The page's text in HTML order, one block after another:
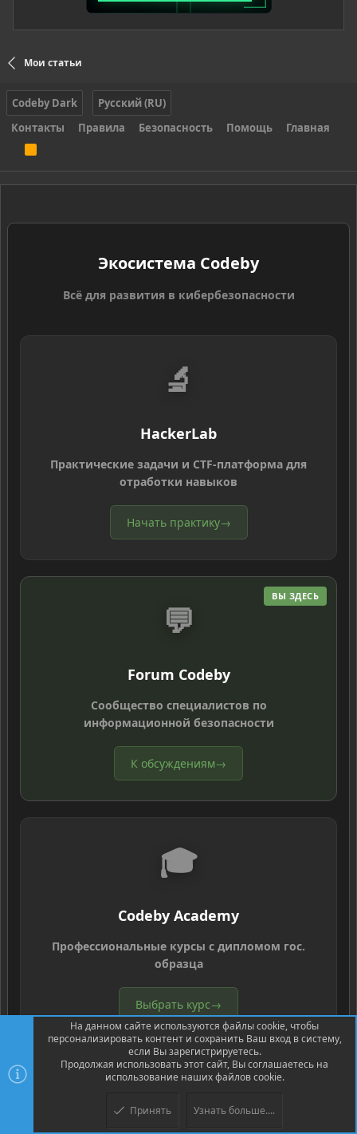
Мои статьи
Codeby Dark
Русский (RU)
Контакты
Правила Безопасность Помощь Главная
S
Экосистема Codeby
Всё для развития в кибербезопасности
🔬
HackerLab
Практические задачи и CTF-платформа для
отработки навыков
Начать практику→
ВЫ ЗДЕСЬ
💬
Forum Codeby
Сообщество специалистов по
информационной безопасности
К обсуждениям→
🎓
Codeby Academy
Профессиональные курсы с дипломом гос.
образца
Выбрать курс→
Community platform by XenForo® © 2010-2026 XenForo Ltd.
На данном сайте используются файлы cookie, чтобы
персонализировать контент и сохранить Ваш вход в систему,
если Вы зарегистрируетесь.
Продолжая использовать этот сайт, Вы соглашаетесь на
использование наших файлов cookie.
Принять Узнать больше....